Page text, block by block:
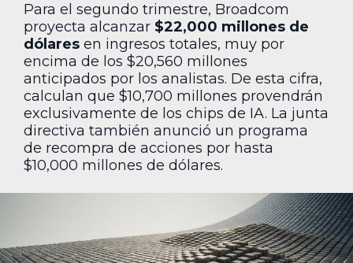
Para el segundo trimestre, Broadcom
proyecta alcanzar $22,000 millones de
dólares en ingresos totales, muy por
encima de los $20,560 millones
anticipados por los analistas. De esta cifra,
calculan que $10,700 millones provendrán
exclusivamente de los chips de IA. La junta
directiva también anunció un programa
de recompra de acciones por hasta
$10,000 millones de dólares.